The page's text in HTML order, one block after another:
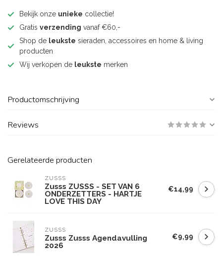
Bekijk onze unieke collectie!
Gratis verzending vanaf €60,-
Shop de leukste sieraden, accessoires en home & living
producten
Wij verkopen de leukste merken
Productomschrijving
Reviews
Gerelateerde producten
ZUSSS
Zusss ZUSSS - SET VAN 6
ONDERZETTERS - HARTJE
LOVE THIS DAY
€14,99
ZUSSS
Zusss Zusss Agendavulling
2026
€9,99